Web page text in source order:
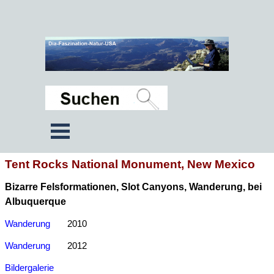
Tent Rocks National Monument, New Mexico
Bizarre Felsformationen, Slot Canyons, Wanderung, bei
Albuquerque
Wanderung 2010
Wanderung 2012
Bildergalerie